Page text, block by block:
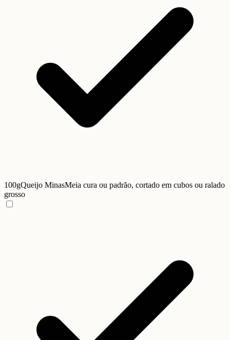
100gQueijo MinasMeia cura ou padrão, cortado em cubos ou ralado
grosso